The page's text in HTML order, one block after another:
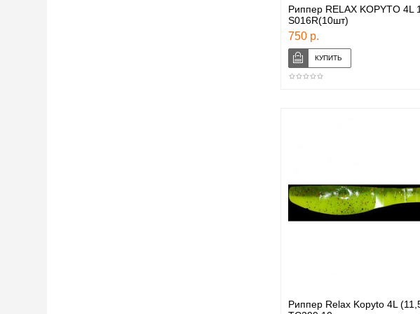
Риппер RELAX KOPYTO 4L
S016R(10шт)
750 р.
Риппер Relax Kopyto 4L